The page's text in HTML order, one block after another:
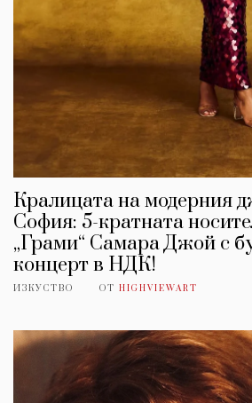
Кралицата на модерния
София: 5-кратната
„Грами“ Самара Джой с
концерт в НДК!
ИЗКУСТВО ОТ HIGHVIEWART